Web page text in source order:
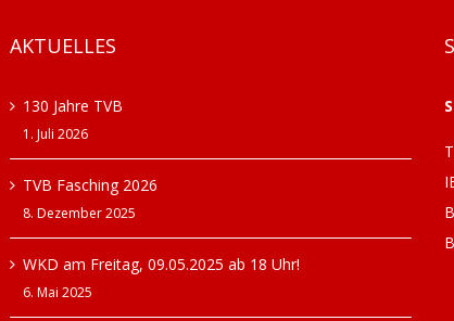
AKTUELLES
130 Jahre TVB
1. Juli 2026
TVB Fasching 2026
8. Dezember 2025
WKD am Freitag, 09.05.2025 ab 18 Uhr!
6. Mai 2025